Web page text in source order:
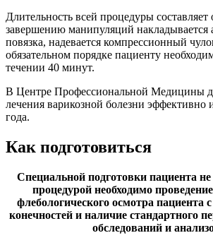
Длительность всей процедуры составляет
завершению манипуляций накладывается
повязка, надевается компрессионный
обязательном порядке пациенту
течении 40 минут.
В Центре Профессиональной Медицины
лечения варикозной болезни эффективно
года.
Как подготовиться
Специальной подготовки пациента не
процедурой необходимо
флебологического осмотра
конечностей и наличие стандартного
обследований и